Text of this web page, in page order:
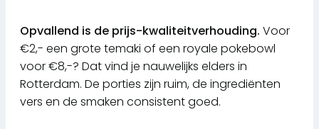
Opvallend is de prijs-kwaliteitverhouding. Voor
€2,- een grote temaki of een royale pokebowl
voor €8,-? Dat vind je nauwelijks elders in
Rotterdam. De porties zijn ruim, de ingrediënten
vers en de smaken consistent goed.